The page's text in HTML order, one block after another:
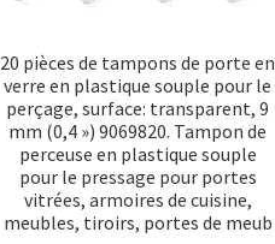
20 pièces de tampons de porte en
verre en plastique souple pour le
perçage, surface: transparent, 9
mm (0,4 ») 9069820. Tampon de
perceuse en plastique souple
pour le pressage pour portes
vitrées, armoires de cuisine,
meubles, tiroirs, portes de meub